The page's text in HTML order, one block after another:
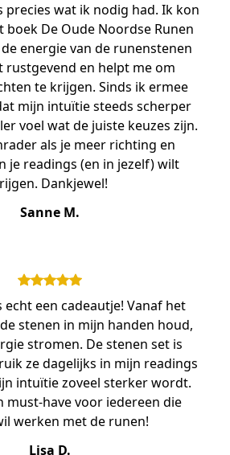
precies wat ik nodig had. Ik kon
boek De Oude Noordse Runen
energie van de runenstenen
rustgevend en helpt me om
te krijgen. Sinds ik ermee
mijn intuïtie steeds scherper
voel wat de juiste keuzes zijn.
als je meer richting en
je readings (en in jezelf) wilt
Dankjewel!
Sanne M.
echt een cadeautje! Vanaf het
stenen in mijn handen houd,
stromen. De stenen set is
ze dagelijks in mijn readings
intuïtie zoveel sterker wordt.
must-have voor iedereen die
werken met de runen!
Lisa D.